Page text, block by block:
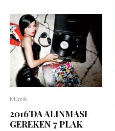
Müzik
2016’DA ALINMASI
GEREKEN 7 PLAK